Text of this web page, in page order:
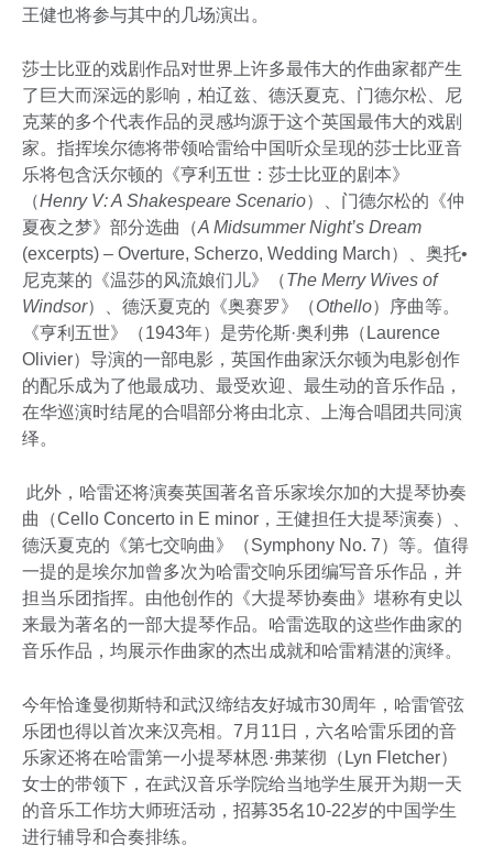
王健也将参与其中的几场演出。
莎士比亚的戏剧作品对世界上许多最伟大的作曲家都产生
了巨大而深远的影响，柏辽兹、德沃夏克、门德尔松、尼
克莱的多个代表作品的灵感均源于这个英国最伟大的戏剧
家。指挥埃尔德将带领哈雷给中国听众呈现的莎士比亚音
乐将包含沃尔顿的《亨利五世：莎士比亚的剧本》
（Henry V: A Shakespeare Scenario）、门德尔松的《仲
夏夜之梦》部分选曲（A Midsummer Night’s Dream
(excerpts) – Overture, Scherzo, Wedding March）、奥托•
尼克莱的《温莎的风流娘们儿》（The Merry Wives of
Windsor）、德沃夏克的《奥赛罗》（Othello）序曲等。
《亨利五世》（1943年）是劳伦斯·奥利弗（Laurence
Olivier）导演的一部电影，英国作曲家沃尔顿为电影创作
的配乐成为了他最成功、最受欢迎、最生动的音乐作品，
在华巡演时结尾的合唱部分将由北京、上海合唱团共同演
绎。
此外，哈雷还将演奏英国著名音乐家埃尔加的大提琴协奏
曲（Cello Concerto in E minor，王健担任大提琴演奏）、
德沃夏克的《第七交响曲》（Symphony No. 7）等。值得
一提的是埃尔加曾多次为哈雷交响乐团编写音乐作品，并
担当乐团指挥。由他创作的《大提琴协奏曲》堪称有史以
来最为著名的一部大提琴作品。哈雷选取的这些作曲家的
音乐作品，均展示作曲家的杰出成就和哈雷精湛的演绎。
今年恰逢曼彻斯特和武汉缔结友好城市30周年，哈雷管弦
乐团也得以首次来汉亮相。7月11日，六名哈雷乐团的音
乐家还将在哈雷第一小提琴林恩·弗莱彻（Lyn Fletcher）
女士的带领下，在武汉音乐学院给当地学生展开为期一天
的音乐工作坊大师班活动，招募35名10-22岁的中国学生
进行辅导和合奏排练。